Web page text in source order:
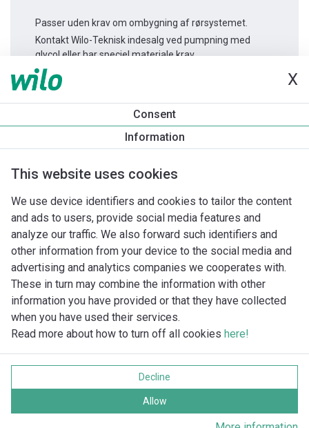
X
Consent
Information
This website uses cookies
We use device identifiers and cookies to tailor the content
and ads to users, provide social media features and
analyze our traffic. We also forward such identifiers and
other information from your device to the social media and
advertising and analytics companies we cooperates with.
These in turn may combine the information with other
information you have provided or that they have collected
when you have used their services.
Read more about how to turn off all cookies here!
Decline
Allow
Passer uden krav om ombygning af rørsystemet.
Kontakt Wilo-Teknisk indesalg ved pumpning med
glycol eller har speciel materiale krav.
Produktinformation
Atmos GIGA-D 65/200-3/4
Imprint
Databeskyttelse
Alle rettigheder forbeholdes